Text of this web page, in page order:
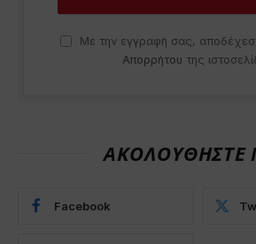
Με την εγγραφή σας,
Απορρήτου της
ΑΚΟΛΟΥΘΗΣΤΕ
Facebook